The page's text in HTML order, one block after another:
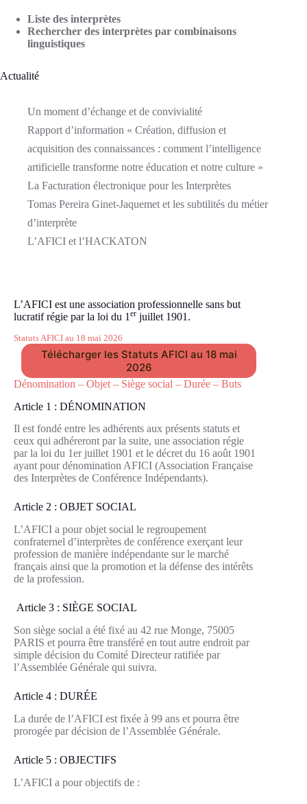
L’AFICI est une association professionnelle sans but
lucratif régie par la loi du 1 er juillet 1901.
Statuts AFICI au 18 mai 2026
Télécharger les Statuts AFICI au 18 mai
2026
Dénomination – Objet – Siège social – Durée – Buts
Article 1 : DÉNOMINATION
Il est fondé entre les adhérents aux présents statuts et
ceux qui adhéreront par la suite, une association régie
par la loi du 1er juillet 1901 et le décret du 16 août 1901
ayant pour dénomination AFICI (Association Française
des Interprètes de Conférence Indépendants).
Article 2 : OBJET SOCIAL
L’AFICI a pour objet social le regroupement
confraternel d’interprètes de conférence exerçant leur
profession de manière indépendante sur le marché
français ainsi que la promotion et la défense des intérêts
de la profession.
Article 3 : SIÈGE SOCIAL
Son siège social a été fixé au 42 rue Monge, 75005
PARIS et pourra être transféré en tout autre endroit par
simple décision du Comité Directeur ratifiée par
l’Assemblée Générale qui suivra.
Article 4 : DURÉE
La durée de l’AFICI est fixée à 99 ans et pourra être
prorogée par décision de l’Assemblée Générale.
Article 5 : OBJECTIFS
L’AFICI a pour objectifs de :
Liste des interprètes
Rechercher des interprètes par combinaisons
linguistiques
Actualité
Un moment d’échange et de convivialité
Rapport d’information « Création, diffusion et
acquisition des connaissances : comment l’intelligence
artificielle transforme notre éducation et notre culture »
La Facturation électronique pour les Interprètes
Tomas Pereira Ginet-Jaquemet et les subtilités du métier
d’interprète
L’AFICI et l’HACKATON